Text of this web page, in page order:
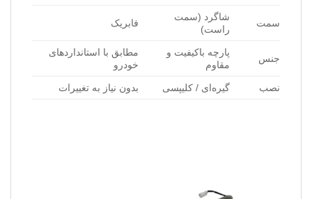
سمت
شاگرد (سمت
راست)
فابریک
جنس
پارچه باکیفیت و
مقاوم
مطابق با استانداردهای
خودرو
نصب گیره‌ای / کلیپسی بدون نیاز به تغییرات